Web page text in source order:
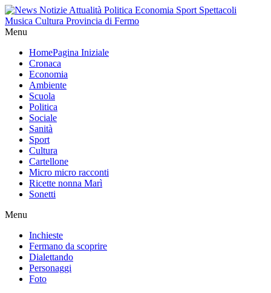
Menu
HomePagina Iniziale
Cronaca
Economia
Ambiente
Scuola
Politica
Sociale
Sanità
Sport
Cultura
Cartellone
Micro micro racconti
Ricette nonna Marì
Sonetti
Menu
Inchieste
Fermano da scoprire
Dialettando
Personaggi
Foto